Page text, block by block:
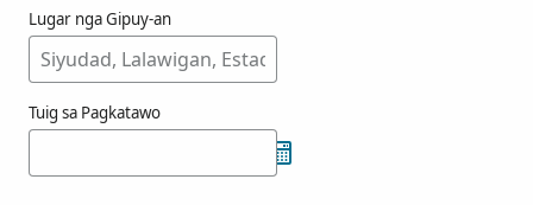
Lugar nga Gipuy-an
Tuig sa Pagkatawo